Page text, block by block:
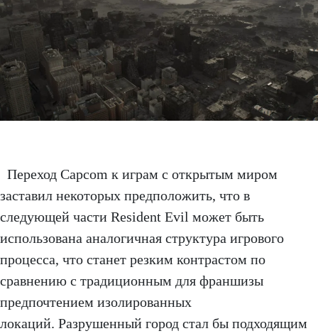
Переход Capcom к играм с открытым миром
заставил некоторых предположить, что в
следующей части Resident Evil может быть
использована аналогичная структура игрового
процесса, что станет резким контрастом по
сравнению с традиционным для франшизы
предпочтением изолированных
локаций. Разрушенный город стал бы подходящим